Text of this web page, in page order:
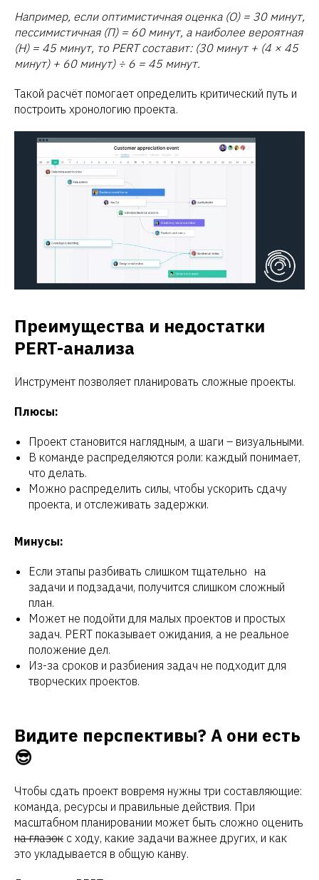
Например, если оптимистичная оценка (О) = 30 минут,
пессимистичная (П) = 60 минут, а наиболее вероятная
(Н) = 45 минут, то PERT составит: (30 минут + (4 × 45
минут) + 60 минут) ÷ 6 = 45 минут.
Такой расчёт помогает определить критический путь и
построить хронологию проекта.
Преимущества и недостатки
PERT-анализа
Инструмент позволяет планировать сложные проекты.
Плюсы:
Проект становится наглядным, а шаги – визуальными.
В команде распределяются роли: каждый понимает,
что делать.
Можно распределить силы, чтобы ускорить сдачу
проекта, и отслеживать задержки.
Минусы:
Если этапы разбивать слишком тщательно на
задачи и подзадачи, получится слишком сложный
план.
Может не подойти для малых проектов и простых
задач. PERT показывает ожидания, а не реальное
положение дел.
Из-за сроков и разбиения задач не подходит для
творческих проектов.
Видите перспективы? А они есть
😎
Чтобы сдать проект вовремя нужны три составляющие:
команда, ресурсы и правильные действия. При
масштабном планировании может быть сложно оценить
на глазок с ходу, какие задачи важнее других, и как
это укладывается в общую канву.
Оставьте заявку на
решение для вас
+7
Обсудить задачу